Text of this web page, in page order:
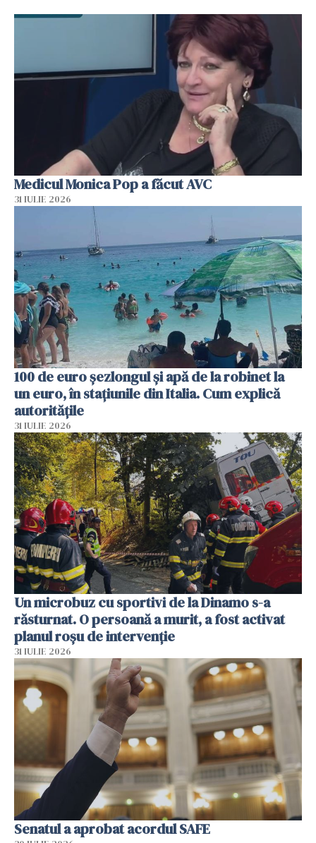
Medicul Monica Pop a făcut AVC
31 IULIE 2026
100 de euro șezlongul și apă de la robinet la
un euro, în stațiunile din Italia. Cum explică
autoritățile
31 IULIE 2026
Un microbuz cu sportivi de la Dinamo s-a
răsturnat. O persoană a murit, a fost activat
planul roșu de intervenție
31 IULIE 2026
Senatul a aprobat acordul SAFE